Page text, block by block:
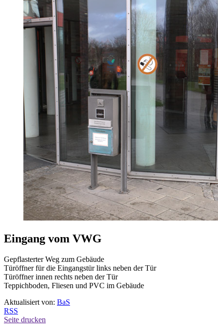
Eingang vom VWG
Gepflasterter Weg zum Gebäude
Türöffner für die Eingangstür links neben der Tür
Türöffner innen rechts neben der Tür
Teppichboden, Fliesen und PVC im Gebäude
Aktualisiert von: BaS
RSS
Seite drucken